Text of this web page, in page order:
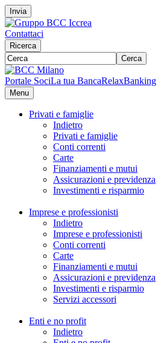
Invia
Contattaci
Ricerca
Cerca
Portale SociLa tua BancaRelaxBanking
Menu
Privati e famiglie
Indietro
Privati e famiglie
Conti correnti
Carte
Finanziamenti e mutui
Assicurazioni e previdenza
Investimenti e risparmio
Imprese e professionisti
Indietro
Imprese e professionisti
Conti correnti
Carte
Finanziamenti e mutui
Assicurazioni e previdenza
Investimenti e risparmio
Servizi accessori
Enti e no profit
Indietro